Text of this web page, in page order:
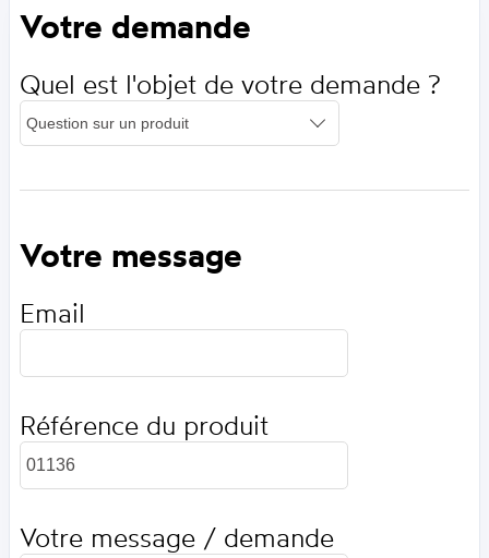
Votre demande
Quel est l'objet de votre demande ?
Votre message
Email
Référence du produit
Votre message / demande